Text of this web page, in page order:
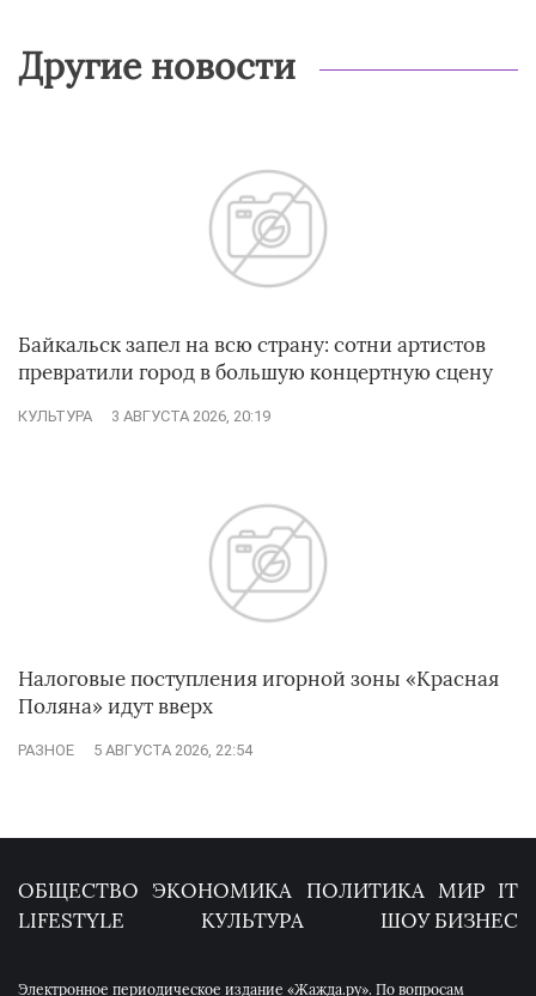
Другие новости
Байкальск запел на всю страну: сотни артистов
превратили город в большую концертную сцену
КУЛЬТУРА 3 АВГУСТА 2026, 20:19
Налоговые поступления игорной зоны «Красная
Поляна» идут вверх
РАЗНОЕ 5 АВГУСТА 2026, 22:54
ОБЩЕСТВО ЭКОНОМИКА ПОЛИТИКА МИР IT
LIFESTYLE
КУЛЬТУРА ШОУ БИЗНЕС
Электронное периодическое издание «Жажда.ру». По вопросам